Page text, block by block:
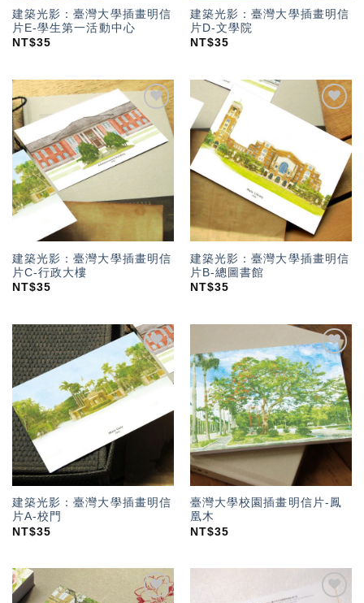
建築光影：臺灣大學插畫明信
片E-學生第一活動中心
NT$35
建築光影：臺灣大學插畫明信
片D-文學院
NT$35
加入
「願
望輕
單」
建築光影：臺灣大學插畫明信
片C-行政大樓
NT$35
加入
「願
望輕
建築光影：臺灣大學插畫明信
片B-總圖書館
NT$35
加入
「願
望輕
建築光影：臺灣大學插畫明信
片A-校門
NT$35
加入
「願
望輕
單」
臺灣大學校園插畫明信片-鳳
凰木
NT$35